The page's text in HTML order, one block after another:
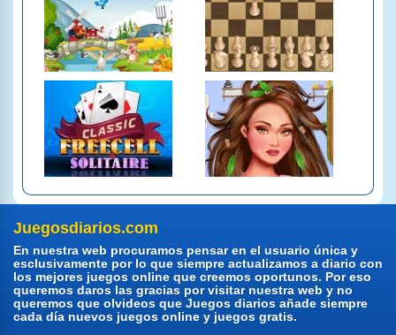
Juegosdiarios.com
En nuestra web procuramos pensar en el usuario única y
esclusivamente por lo que siempre actualizamos a diario con
los mejores juegos online que creemos oportunos. Por eso
queremos daros las gracias por visitar nuestra web y no
queremos que olvideos que Juegos diarios añade siempre
cada día nuevos juegos online y juegos gratis.